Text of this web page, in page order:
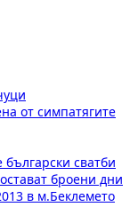
от симпатягите
сватби
броени дни
в м.Беклемето